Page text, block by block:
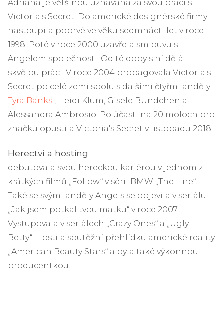
Adriana je většinou uznávána za svou práci s
Victoria's Secret. Do americké designérské firmy
nastoupila poprvé ve věku sedmnácti let v roce
1998. Poté v roce 2000 uzavřela smlouvu s
Angelem společnosti. Od té doby s ní dělá
skvělou práci. V roce 2004 propagovala Victoria's
Secret po celé zemi spolu s dalšími čtyřmi anděly
Tyra Banks , Heidi Klum, Gisele BÜndchen a
Alessandra Ambrosio. Po účasti na 20 moloch pro
značku opustila Victoria's Secret v listopadu 2018.
Herectví a hosting
debutovala svou hereckou kariérou v jednom z
krátkých filmů „Follow“ v sérii BMW „The Hire“.
Také se svými anděly Angels se objevila v seriálu
„Jak jsem potkal tvou matku“ v roce 2007.
Vystupovala v seriálech „Crazy Ones“ a „Ugly
Betty“. Hostila soutěžní přehlídku americké reality
„American Beauty Stars“ a byla také výkonnou
producentkou.